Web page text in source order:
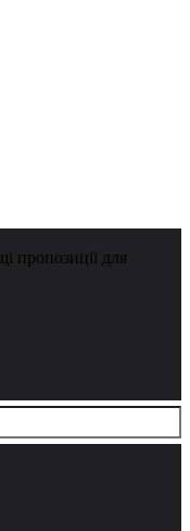
пропозиції для